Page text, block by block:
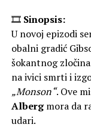
🎞 Sinopsis:
U novoj epizodi
obalni gradić
šokantnog
na ivici smrti i
„Monson“. Ove
Albergmora da
udari.